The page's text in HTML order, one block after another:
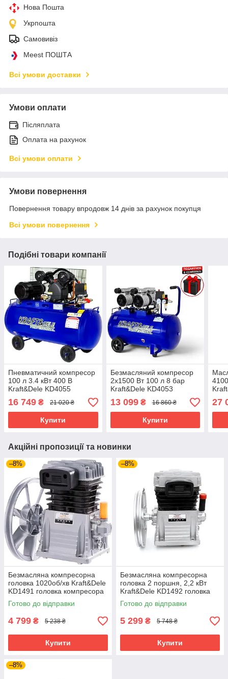
Нова Пошта
Укрпошта
Самовивіз
Meest ПОШТА
Всі умови доставки
Умови оплати
Післяплата
Оплата на рахунок
Всі умови оплати
Умови повернення
Повернення товару впродовж 14 днів за рахунок покупця
Всі умови повернення
Подібні товари компанії
Пневматичний компресор
100 л 3.4 кВт 400 В
Kraft&Dele KD4055
масляний компресор для
сто повітряний компресор
для пневматики
16 749 ₴ 21 020 ₴
Купити
Безмасляний компресор
2х1500 Вт 100 л 8 бар
Kraft&Dele KD4053
поршневий
пневмокомпресор для сто
компресор з прямим
приводом
13 099₴ 16 860 ₴
Купити
27
Акційні пропозиції та новинки
–8%
Безмасляна компресорна
головка 1020об/хв Kraft&Dele
KD1491 головка компресора
двоциліндровий
компресорний блок
Готово до відправки
4 799 ₴ 5 238 ₴
Купити
–8%
Безмасляна компресорна
головка 2 поршня, 2,2 кВт
Kraft&Dele KD1492 головка
компресора
Готово до відправки
5 299 ₴ 5 748 ₴
Купити
–8%